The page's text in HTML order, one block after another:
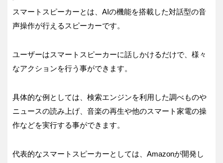
スマートスピーカーとは、AIの機能を搭載した対話型の音
声操作が行えるスピーカーです。
ユーザーはスマートスピーカーに話しかけるだけで、様々
なアクションを行う事ができます。
具体的な例としては、検索エンジンを利用した調べものや
ニュースの読み上げ、音楽の再生や他のスマート家電の操
作などを実行する事ができます。
代表的なスマートスピーカーとしては、Amazonが開発し